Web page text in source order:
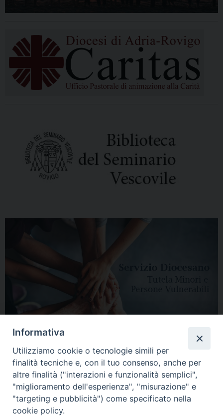
HOME DIOCESI VESCOVO CURIA VESCOVILE NEWS
Informativa
Utilizziamo cookie o tecnologie simili per
finalità tecniche e, con il tuo consenso, anche per
altre finalità ("interazioni e funzionalità semplici",
"miglioramento dell'esperienza", "misurazione" e
"targeting e pubblicità") come specificato nella
cookie policy.